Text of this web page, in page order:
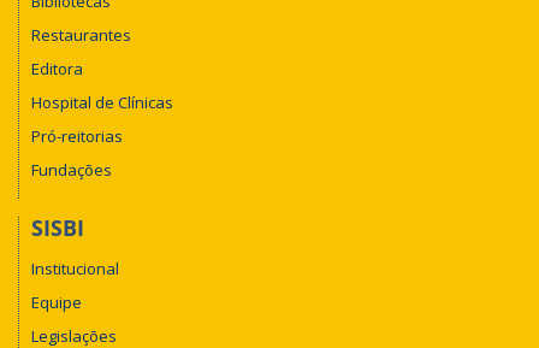
Restaurantes
Editora
Hospital de Clínicas
Pró-reitorias
Fundações
SISBI
Institucional
Equipe
Legislações